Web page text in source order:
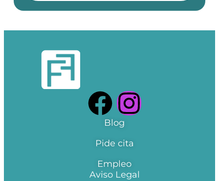
Blog
Pide cita
Empleo
Aviso Legal